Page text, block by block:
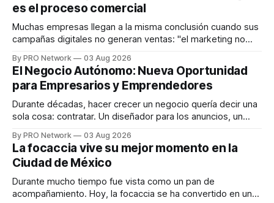
decisiones sobre su salud metabólica. Su propuesta busca
responder
es el proceso comercial
Muchas empresas llegan a la misma conclusión cuando sus
campañas digitales no generan ventas: "el marketing no
INTERIUS, el problema suele estar en otro lugar. Durante
una entrevista para el podcast SER PRO, el especialista en
marketing digital explicó que
By PRO Network 03 Aug 2026
El Negocio Autónomo: Nueva Oportunidad
para Empresarios y Emprendedores
Durante décadas, hacer crecer un negocio quería decir una
sola cosa: contratar. Un diseñador para los anuncios, un
para los textos, alguien que supiera de publicidad digital
para encontrar prospectos, un vendedor para atender
llamadas y mensajes, y —con suerte— una persona
By PRO Network 03 Aug 2026
La focaccia vive su mejor momento en la
Ciudad de México
Durante mucho tiempo fue vista como un pan de
acompañamiento. Hoy, la focaccia se ha convertido en uno